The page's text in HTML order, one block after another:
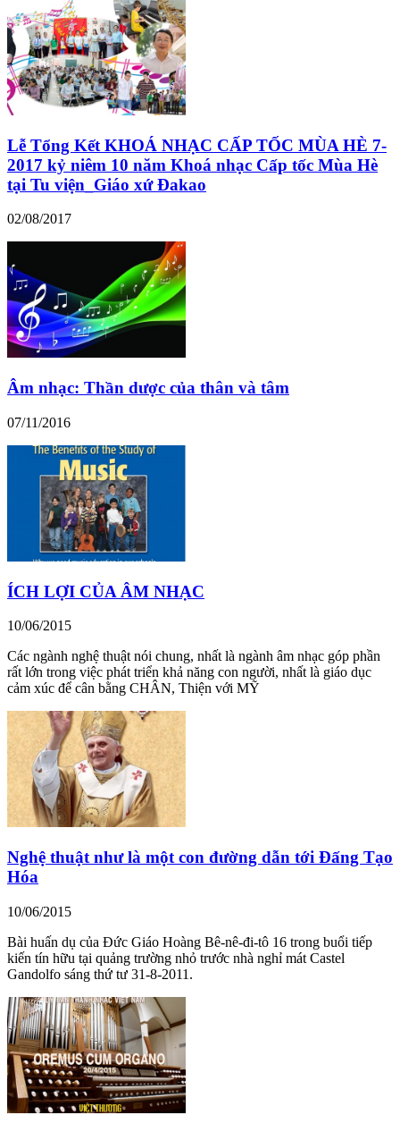
Lễ Tổng Kết KHOÁ NHẠC CẤP TỐC MÙA HÈ 7-
2017 kỷ niêm 10 năm Khoá nhạc Cấp tốc Mùa Hè
tại Tu viện_Giáo xứ Đakao
02/08/2017
Âm nhạc: Thần dược của thân và tâm
07/11/2016
ÍCH LỢI CỦA ÂM NHẠC
10/06/2015
Các ngành nghệ thuật nói chung, nhất là ngành âm nhạc góp phần
rất lớn trong việc phát triển khả năng con người, nhất là giáo dục
cảm xúc để cân bằng CHÂN, Thiện với MỸ
Nghệ thuật như là một con đường dẫn tới Đấng Tạo
Hóa
10/06/2015
Bài huấn dụ của Đức Giáo Hoàng Bê-nê-đi-tô 16 trong buổi tiếp
kiến tín hữu tại quảng trường nhỏ trước nhà nghỉ mát Castel
Gandolfo sáng thứ tư 31-8-2011.